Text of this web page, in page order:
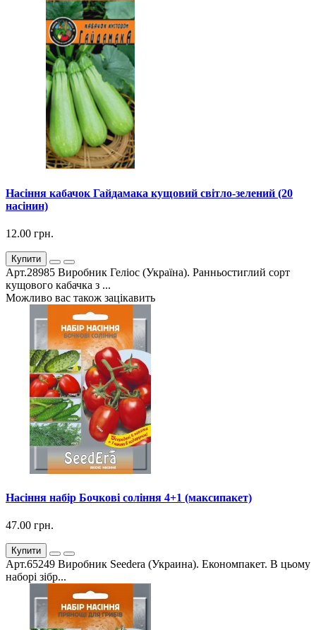
Насіння кабачок Гайдамака кущовий світло-зелений (20
насінин)
12.00 грн.
Купити
Арт.28985 Виробник Геліос (Україна). Ранньостиглий сорт
кущового кабачка з ...
Можливо вас також зацікавить
Насіння набір Бочкові соління 4+1 (максипакет)
47.00 грн.
Купити
Арт.65249 Виробник Seedera (Украина). Економпакет. В цьому
наборі зібр...